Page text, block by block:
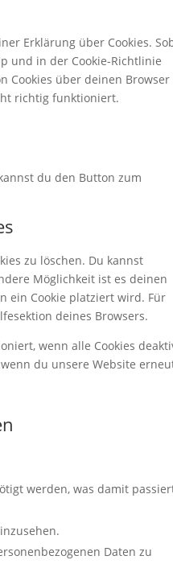
Erklärung über Cookies.
und in der Cookie-Richtlinie
Cookies über deinen Browser
richtig funktioniert.
du den Button zum
zu löschen. Du kannst
Möglichkeit ist es deinen
ein Cookie platziert wird. Für
deines Browsers.
wenn alle Cookies
du unsere Website
werden, was damit
Daten zu